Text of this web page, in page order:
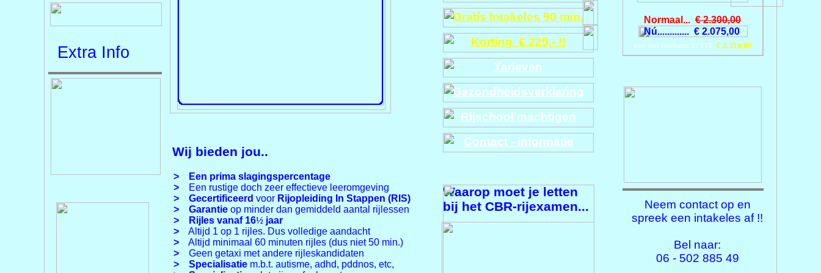
Incl. RIS Deeltoets 3 / TTT € 2.310,00
Extra Info
Normaal... € 2.300,00
Nú............. € 2.075,00
Neem contact op en
spreek een intakeles af !!
Bel naar:
06 - 502 885 49
Contact - informatie
Tarieven
Korting € 225,- !!
Rijschool machtigen
Gezondheidsverklaring
Gratis Intakeles 90 min.
Wij bieden jou..
>
Een prima slagingspercentage
> Een rustige doch zeer effectieve leeromgeving
>
Gecertificeerd voor Rijopleiding In Stappen (RIS)
>
Garantie op minder dan gemiddeld aantal rijlessen
>
Rijles vanaf 16½ jaar
> Altijd 1 op 1 rijles. Dus volledige aandacht
> Altijd minimaal 60 minuten rijles (dus niet 50 min.)
> Geen getaxi met andere rijleskandidaten
>
Specialisatie m.b.t. autisme, adhd, pddnos, etc,
Waarop moet je letten
bij het CBR-rijexamen...